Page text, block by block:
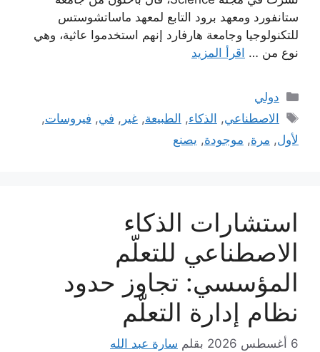
ستانفورد ومعهد برود التابع لمعهد ماساتشوستس
للتكنولوجيا وجامعة هارفارد إنهم استخدموا عاثية، وهي
نوع من … اقرأ المزيد
التصنيفات
دولي
الوسوم
الاصطناعي, الذكاء, الطبيعة,غير , في, فيروسات,
لأول, مرة, موجودة, يصنع
استشارات الذكاء
الاصطناعي للتعلّم
المؤسسي: تجاوز حدود
نظام إدارة التعلّم
6 أغسطس 2026 بقلم سارة عبد الله